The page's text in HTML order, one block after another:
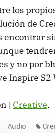
los
de
encontrar
y no por
Inspire S2
| Creative.
Audio